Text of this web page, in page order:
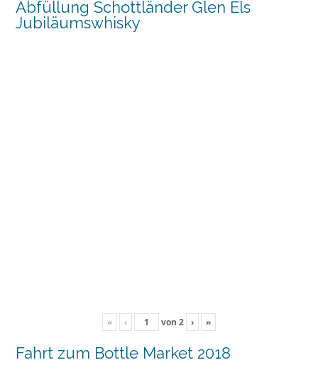
Abfüllung Schottländer Glen Els
Jubiläumswhisky
« ‹ von 2 › »
Fahrt zum Bottle Market 2018